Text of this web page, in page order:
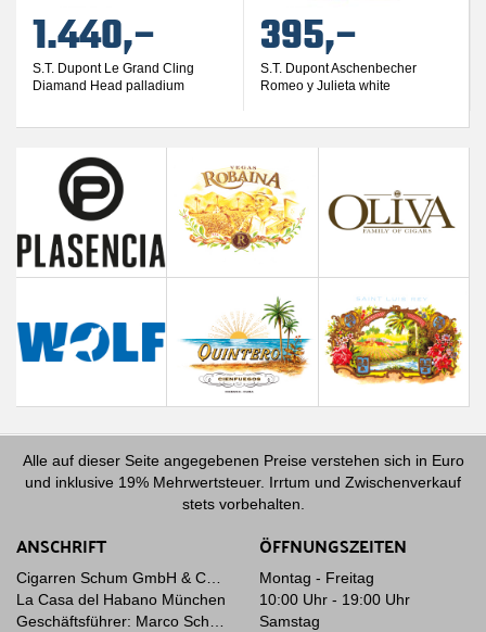
1.440,–
S.T. Dupont Le Grand Cling
Diamand Head palladium
395,–
S.T. Dupont Aschenbecher
Romeo y Julieta white
Alle auf dieser Seite angegebenen Preise verstehen sich in Euro
und inklusive 19% Mehrwertsteuer. Irrtum und Zwischenverkauf
stets vorbehalten.
ANSCHRIFT
Cigarren Schum GmbH & Co. KG
La Casa del Habano München
Geschäftsführer: Marco Schum
ÖFFNUNGSZEITEN
Montag - Freitag
10:00 Uhr - 19:00 Uhr
Samstag